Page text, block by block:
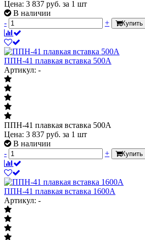
Цена: 3 837 руб. за 1 шт
В наличии
-
+ Купить
ППН-41 плавкая вставка 500А
Артикул: -
ППН-41 плавкая вставка 500А
Цена: 3 837 руб. за 1 шт
В наличии
-
+ Купить
ППН-41 плавкая вставка 1600А
Артикул: -